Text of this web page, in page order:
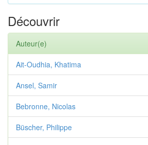
Découvrir
Auteur(e)
Ait-Oudhia, Khatima
Ansel, Samir
Bebronne, Nicolas
Büscher, Philippe